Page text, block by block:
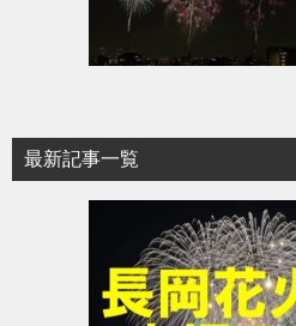
最新記事一覧